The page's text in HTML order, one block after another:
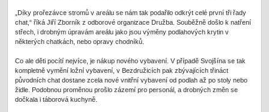
„Díky prořezávce stromů v areálu se nám tak podařilo odkrýt celé první tři řady
chat,“ říká Jiří Zborník z odborové organizace Družba. Souběžně došlo k natření
střech, i drobným úpravám areálu jako jsou výměny podlahových krytin v
některých chatkách, nebo opravy chodníků.
Co ale děti pocítí nejvíce, je nákup nového vybavení. V případě Svojšína se tak
kompletně vymění ložní vybavení, v Bezdružicích pak zbývajících třináct
původních chat dostane zcela nové vnitřní vybavení od podlah až po stoly nebo
židle. Podobnou proměnou prošlo zázemí pro personál, a drobných změn se
dočkala i táborová kuchyně.